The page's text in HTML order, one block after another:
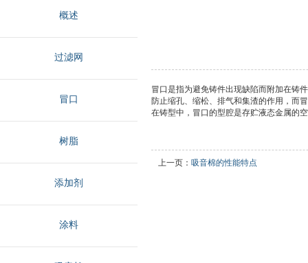
概述
过滤网
冒口
树脂
添加剂
涂料
冒口是指为避免铸件出现缺陷而附加在铸
防止缩孔、缩松、排气和集渣的作用，而
在铸型中，冒口的型腔是存贮液态金属的
上一页： 吸音棉的性能特点